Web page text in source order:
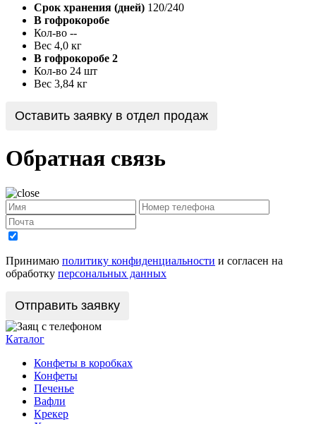
Срок хранения (дней) 120/240
В гофрокоробе
Кол-во --
Вес 4,0 кг
В гофрокоробе 2
Кол-во 24 шт
Вес 3,84 кг
Оставить заявку в отдел продаж
Обратная связь
Принимаю политику конфиденциальности и согласен на
обработку персональных данных
Каталог
Конфеты в коробках
Конфеты
Печенье
Вафли
Крекер